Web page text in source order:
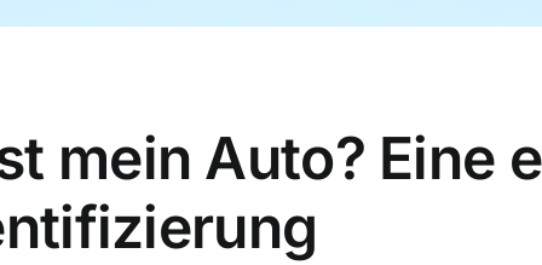
mein Auto? Eine